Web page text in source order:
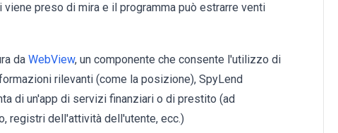
preso di mira e il programma può estrarre venti
da WebView, un componente che consente l'utilizzo di
rilevanti (come la posizione), SpyLend
di un'app di servizi finanziari o di prestito (ad
registri dell'attività dell'utente, ecc.)